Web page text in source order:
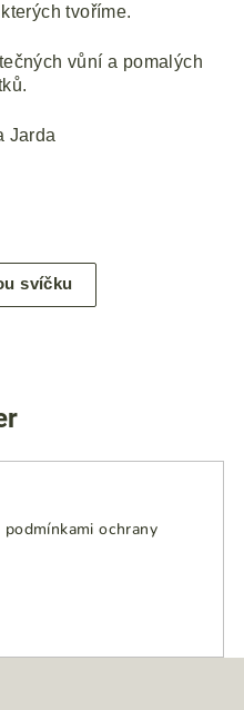
tvoříme.
vůní a pomalých
Jarda
svíčku
podmínkami ochrany